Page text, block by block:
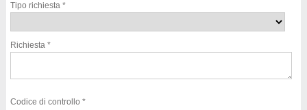
Tipo richiesta *
Richiesta *
Codice di controllo *